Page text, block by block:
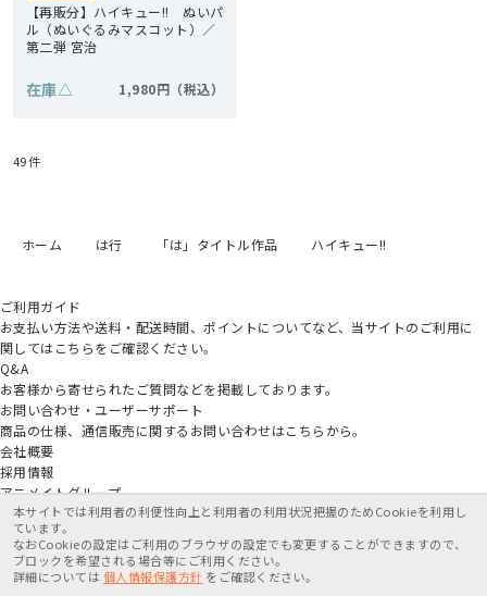
【再販分】ハイキュー!! ぬいパ
ル（ぬいぐるみマスコット）／
第二弾 宮治
在庫△ 1,980円
49件
ホーム は行 「は」タイトル作品 ハイキュー!!
ご利用ガイド
お支払い方法や送料・配送時間、ポイントについてなど、当サイトのご利用に
関してはこちらをご確認ください。
Q&A
お客様から寄せられたご質問などを掲載しております。
お問い合わせ・ユーザーサポート
商品の仕様、通信販売に関するお問い合わせはこちらから。
会社概要
採用情報
アニメイトグループ
本サイトでは利用者の利便性向上と利用者の利用状況把握のためCookieを利用し
ています。
なおCookieの設定はご利用のブラウザの設定でも変更することができますので、
ブロックを希望される場合等にご利用ください。
詳細については 個人情報保護方針 をご確認ください。